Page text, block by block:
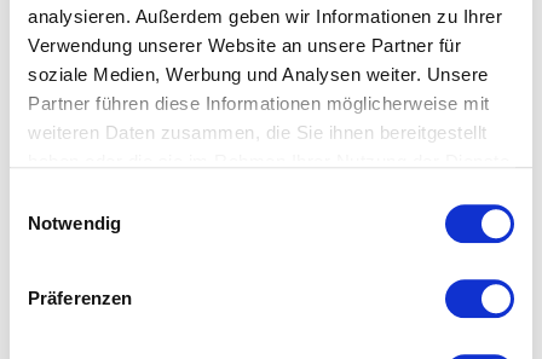
analysieren. Außerdem geben wir Informationen zu Ihrer
Verwendung unserer Website an unsere Partner für
soziale Medien, Werbung und Analysen weiter. Unsere
Partner führen diese Informationen möglicherweise mit
weiteren Daten zusammen, die Sie ihnen bereitgestellt
Notwendig
Präferenzen
auch passend für 180/190x200
Das könnte Ihnen ebenfalls